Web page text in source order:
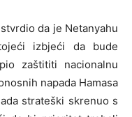
da je Netanyahu
izbjeći da bude
zaštititi nacionalnu
napada Hamasa
strateški skrenuo s